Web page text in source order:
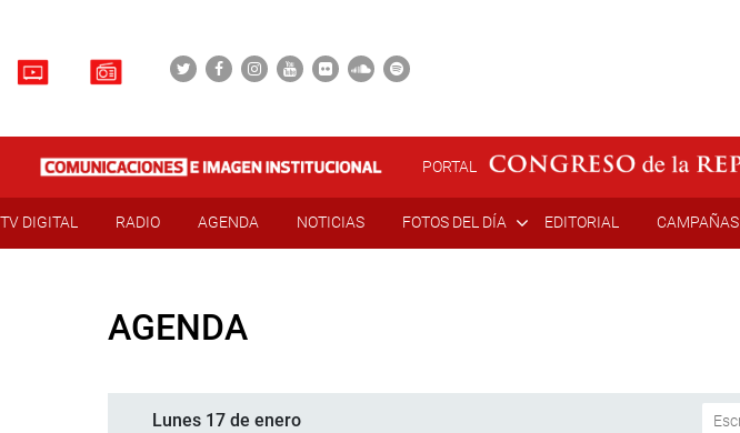
PORTAL
TV DIGITAL RADIO AGENDA NOTICIAS FOTOS DEL DÍA EDITORIAL CAMPAÑAS
AGENDA
Lunes 17 de enero